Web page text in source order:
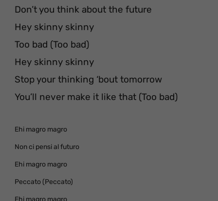
Don’t you think about the future
Hey skinny skinny
Too bad (Too bad)
Hey skinny skinny
Stop your thinking ‘bout tomorrow
You’ll never make it like that (Too bad)
Ehi magro magro
Non ci pensi al futuro
Ehi magro magro
Peccato (Peccato)
Ehi magro magro